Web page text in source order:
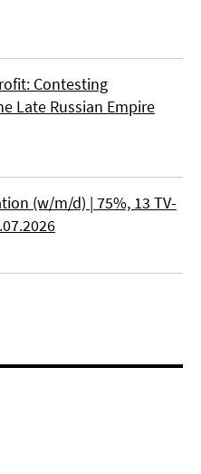
Contesting
Late Russian Empire
(w/m/d) | 75%, 13 TV-